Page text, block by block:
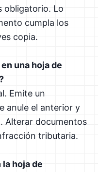
obligatorio. Lo
cumpla los
copia.
una hoja de
Emite un
anule el anterior y
Alterar documentos
tributaria.
hoja de